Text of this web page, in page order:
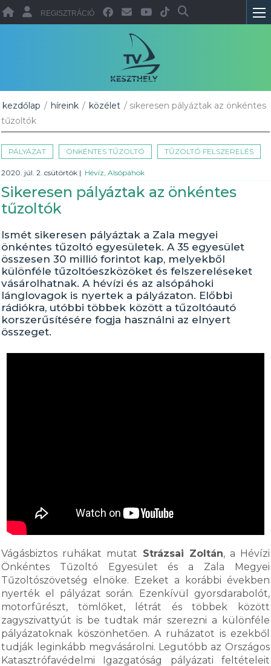
REGISZTRÁCIÓ
kezdőlap / híreink / közélet / sikeresen pályáztak az önkéntes
tűzoltók
PÁLYÁZAT ÖNKÉNTES TŰZOLTÓ TŰZOLTÓ FELSZERELÉS
2020. júl. 2. csütörtök | Hévíz, Alsópáhok
Sikeresen pályáztak az önkéntes
tűzoltók
Ismét sikeresen pályáztak a Zala megyei
önkéntes tűzoltó egyesületek. A 35 egyesület
összesen 30 millió forintot kap, melyekből
különféle tűzoltóeszközöket és felszereléseket
vásárolhatnak. A hévízi és az alsópáhoki
lánglovagok is nyertek a pályázaton. Előbbi
rádiókra, utóbbi többek között a tűzoltóautó
korszerűsítésére fogja használni az elnyert
összeget.
Vágásbiztos ruhákat mutat Strázsai Zoltán, a Hévízi
Önkéntes Tűzoltó Egyesület és a Zala Megyei
Tűzoltószövetség elnöke. Ezeket a korábbi években
nyerték el pályázat során. Ezenkívül gyorsdarabolót,
motorfűrészt, tömlőket, létrát és többek között
zagyszivattyút is be tudtak már szerezni a különféle
pályázatoknak köszönhetően. A ruházatot is ezekből
tudják leginkább megvásárolni. Legutóbb az Országos
Katasztrófavédelmi Igazgatóság pályázati feltételeit